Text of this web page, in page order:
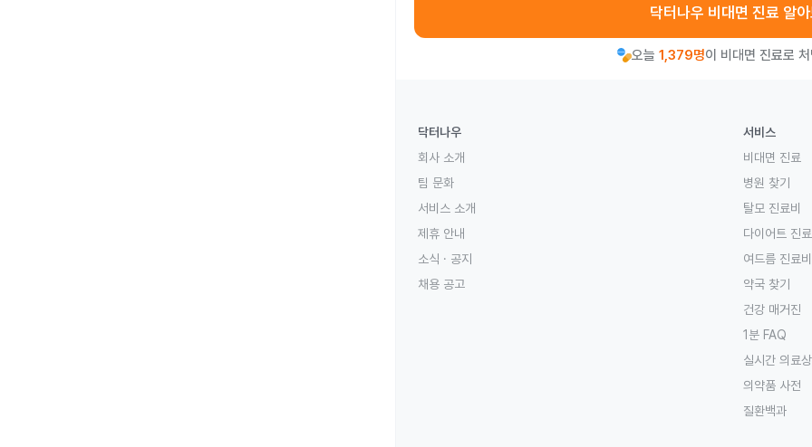
닥터나우 비대면 진료 알
오늘 1,379명이 비대면 진료로
닥터나우
회사 소개
팀 문화
서비스 소개
제휴 안내
소식 · 공지
채용 공고
서비스
비대면 진료
병원 찾기
탈모 진료비
다이어트 진
여드름 진료비
약국 찾기
건강 매거진
1분 FAQ
실시간 의료
의약품 사전
질환백과